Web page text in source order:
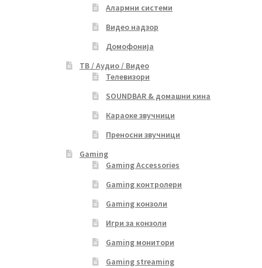
Алармни системи
Видео надзор
Домофонија
ТВ / Аудио / Видео
Телевизори
SOUNDBAR & домашни кина
Караоке звучници
Преносни звучници
Gaming
Gaming Accessories
Gaming контролери
Gaming конзоли
Игри за конзоли
Gaming монитори
Gaming streaming